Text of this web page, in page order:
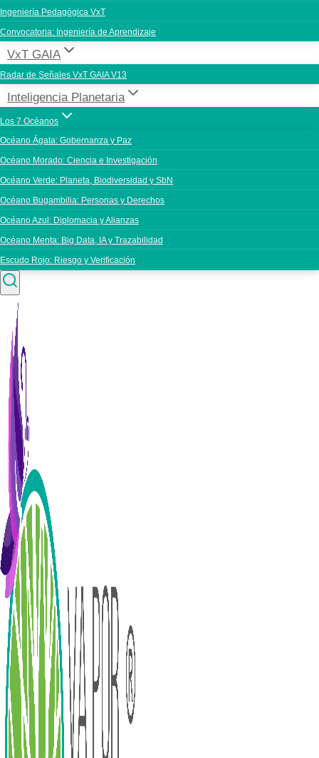
Ingeniería Pedagógica VxT
Convocatoria: Ingeniería de Aprendizaje
VxT GAIA
Radar de Señales VxT GAIA V13
Inteligencia Planetaria
Los 7 Océanos
Océano Ágata: Gobernanza y Paz
Océano Morado: Ciencia e Investigación
Océano Verde: Planeta, Biodiversidad y SbN
Océano Bugambilia: Personas y Derechos
Océano Azul: Diplomacia y Alianzas
Océano Menta: Big Data, IA y Trazabilidad
Escudo Rojo: Riesgo y Verificación